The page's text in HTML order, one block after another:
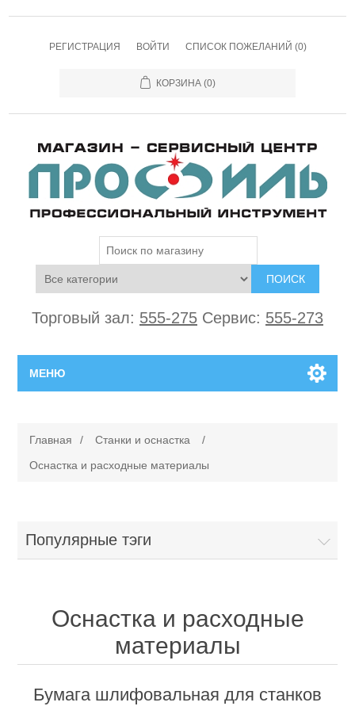
РЕГИСТРАЦИЯ ВОЙТИ СПИСОК ПОЖЕЛАНИЙ (0)
КОРЗИНА (0)
ПОИСК
Торговый зал: 555-275 Сервис: 555-273
МЕНЮ
Поиск
Ремонт инструмента марки Makita
Ремонт инструмента марки Champion
Производители
Сервисы
Главная / Станки и оснастка
/
Оснастка и расходные материалы
Популярные тэги
Оснастка и расходные
материалы
Бумага шлифовальная для станков